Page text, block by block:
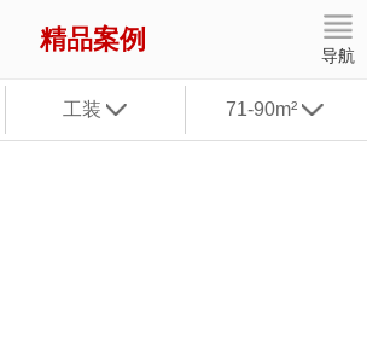
精品案例
导航
工装 71-90m²